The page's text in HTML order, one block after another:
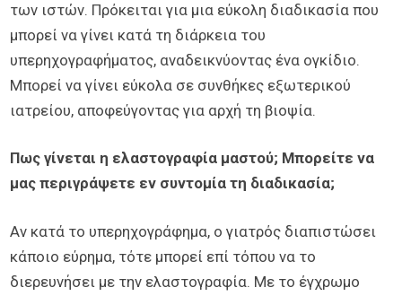
των ιστών. Πρόκειται για μια εύκολη διαδικασία που
μπορεί να γίνει κατά τη διάρκεια του
υπερηχογραφήματος, αναδεικνύοντας ένα ογκίδιο.
Μπορεί να γίνει εύκολα σε συνθήκες εξωτερικού
ιατρείου, αποφεύγοντας για αρχή τη βιοψία.
Πως γίνεται η ελαστογραφία μαστού; Μπορείτε να
μας περιγράψετε εν συντομία τη διαδικασία;
Αν κατά το υπερηχογράφημα, ο γιατρός διαπιστώσει
κάποιο εύρημα, τότε μπορεί επί τόπου να το
διερευνήσει με την ελαστογραφία. Με το έγχρωμο